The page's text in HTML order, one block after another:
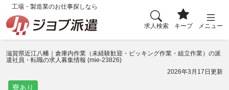
工場・製造業のお仕事探しなら
求人検索 キープ メニュー
滋賀県近江八幡｜倉庫内作業（未経験歓迎・ピッキング作業・組立作業）の派
遣社員・転職の求人募集情報 (mie-23826)
2026年3月17日更新
寮あり